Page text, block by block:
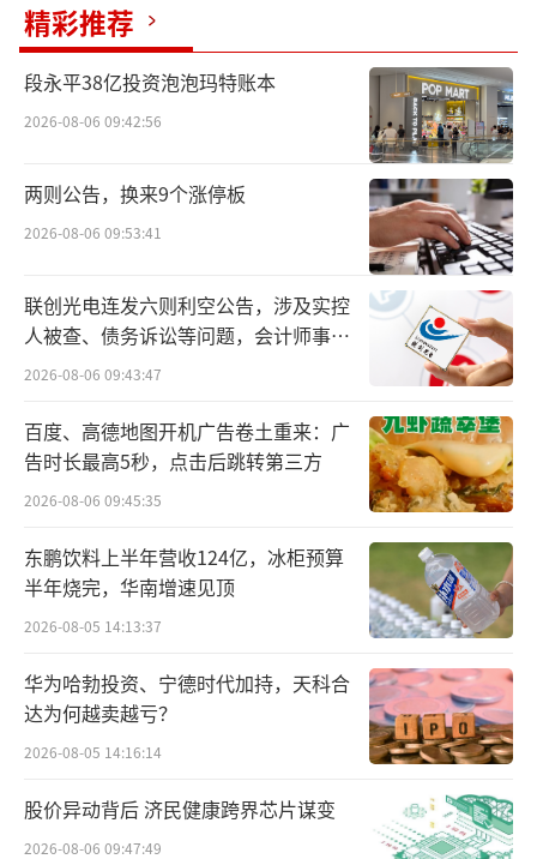
富含营养的谷物加工副产物可以直接做成
产品，而这离不开企业的自主研发创新。“发
展大健康功能性食品，实际上依赖于企业进行
技术研发，包括技术落地，使得全营养的食品
能够做到三重‘保鲜’，即质量保鲜、营养保
鲜、风味保鲜，直到到达消费者的餐桌。”河
南工业大学教授刘玉兰说。
作为会议协办单位，益海嘉里金龙鱼深耕
粮油行业30余年，始终服务于新时代中国粮油
行业的高质量发展。2009年，金龙鱼在上海成
立益海嘉里研发中心。十几年间，益海嘉里金
龙鱼累计投入数十亿人民币。
在稻米油精炼过程中，往往存在过度加工
现象，使得稻米油中富含的谷维素等大量流
失，最终稻米油中含有的谷维素可能只有1000
ppm，益海嘉里金龙鱼探索稻谷与油脂的适度
加工工艺，将稻米油两大关键营养素：谷维素
和植物甾醇营养含量保留到10000PPM，最大
程度保留了稻米油的营养。
精彩推荐
段永平38亿投资泡泡玛特账本
2026-08-06 09:42:56
两则公告，换来9个涨停板
2026-08-06 09:53:41
联创光电连发六则利空公告，涉及实控
人被查、债务诉讼等问题，会计师事务
所曾出具“保留意见”
2026-08-06 09:43:47
百度、高德地图开机广告卷土重来：广
告时长最高5秒，点击后跳转第三方
2026-08-06 09:45:35
东鹏饮料上半年营收124亿，冰柜预算
半年烧完，华南增速见顶
2026-08-05 14:13:37
华为哈勃投资、宁德时代加持，天科合
达为何越卖越亏？
2026-08-05 14:16:14
股价异动背后 济民健康跨界芯片谋变
2026-08-06 09:47:49